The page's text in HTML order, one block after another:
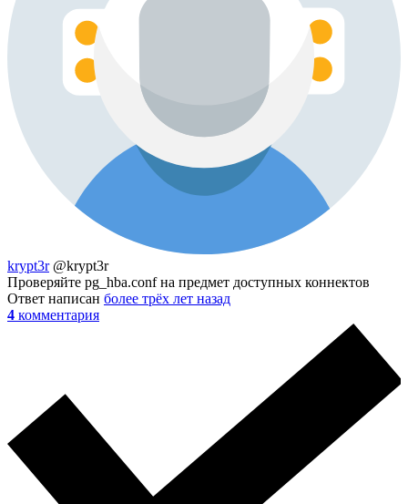
krypt3r @krypt3r
Проверяйте pg_hba.conf на предмет доступных коннектов
Ответ написан более трёх лет назад
4 комментария